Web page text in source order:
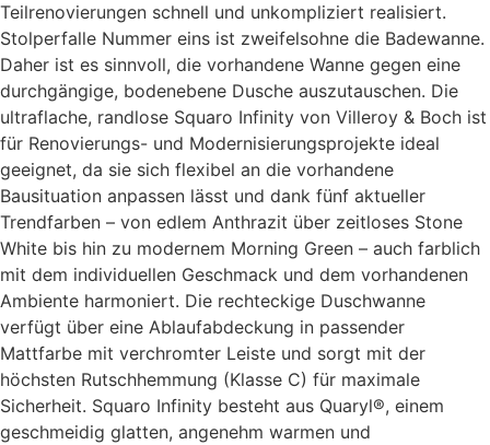
Teilrenovierungen schnell und unkompliziert realisiert.
Stolperfalle Nummer eins ist zweifelsohne die Badewanne.
Daher ist es sinnvoll, die vorhandene Wanne gegen eine
durchgängige, bodenebene Dusche auszutauschen. Die
ultraflache, randlose Squaro Infinity von Villeroy & Boch ist
für Renovierungs- und Modernisierungsprojekte ideal
geeignet, da sie sich flexibel an die vorhandene
Bausituation anpassen lässt und dank fünf aktueller
Trendfarben – von edlem Anthrazit über zeitloses Stone
White bis hin zu modernem Morning Green – auch farblich
mit dem individuellen Geschmack und dem vorhandenen
Ambiente harmoniert. Die rechteckige Duschwanne
verfügt über eine Ablaufabdeckung in passender
Mattfarbe mit verchromter Leiste und sorgt mit der
höchsten Rutschhemmung (Klasse C) für maximale
Sicherheit. Squaro Infinity besteht aus Quaryl®, einem
geschmeidig glatten, angenehm warmen und